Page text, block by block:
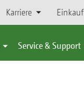
Karriere Einkauf
Service & Support